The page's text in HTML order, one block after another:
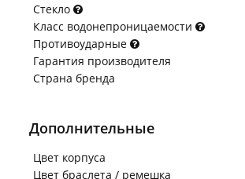
Стекло
Класс водонепроницаемости
Противоударные
Гарантия производителя
Страна бренда
Дополнительные
Цвет корпуса
Цвет браслета / ремешка